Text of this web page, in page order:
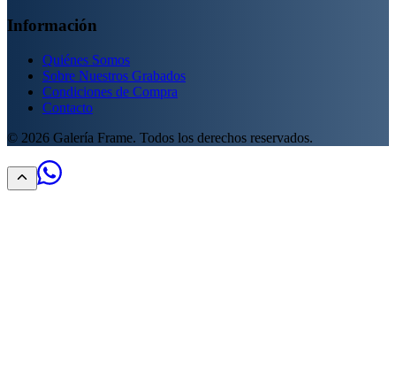
Información
Quiénes Somos
Sobre Nuestros Grabados
Condiciones de Compra
Contacto
© 2026 Galería Frame. Todos los derechos reservados.